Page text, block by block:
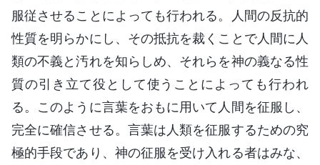
服従させることによっても行われる。人間の反抗的
性質を明らかにし、その抵抗を裁くことで人間に人
類の不義と汚れを知らしめ、それらを神の義なる性
質の引き立て役として使うことによっても行われ
る。このように言葉をおもに用いて人間を征服し、
完全に確信させる。言葉は人類を征服するための究
極的手段であり、神の征服を受け入れる者はみな、